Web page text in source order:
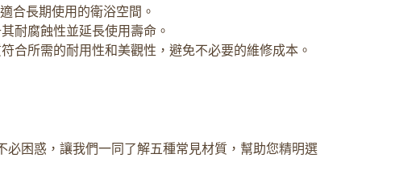
合長期使用的衛浴空間。
耐腐蝕性並延長使用壽命。
合所需的耐用性和美觀性，避免不必要的維修成本。
困惑，讓我們一同了解五種常見材質，幫助您精明選